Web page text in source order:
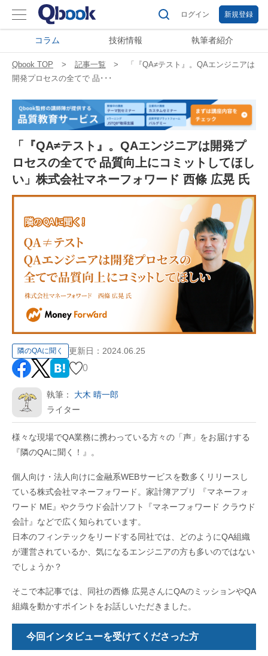
ログイン 新規登録
コラム 技術情報 執筆者紹介
Qbook TOP 記事一覧
「『QA≠テスト』。QAエンジニアは
開発プロセスの全てで 品･･･
「『QA≠テスト』。QAエンジニアは開発プ
ロセスの全てで 品質向上にコミットしてほし
い」株式会社マネーフォワード 西條 広晃 氏
隣のQAに聞く 更新日： 2024.06.25
0
執筆： 大木 晴一郎
ライター
様々な現場でQA業務に携わっている方々の「声」をお届けする
『隣のQAに聞く！』。
個人向け・法人向けに金融系WEBサービスを数多くリリースし
ている株式会社マネーフォワード。家計簿アプリ 『マネーフォ
ワード ME』やクラウド会計ソフト『マネーフォワード クラウド
会計』などで広く知られています。
日本のフィンテックをリードする同社では、どのようにQA組織
が運営されているか、気になるエンジニアの方も多いのではない
でしょうか？
そこで本記事では、同社の西條 広晃さんにQAのミッションやQA
組織を動かすポイントをお話しいただきました。
今回インタビューを受けてくださった方